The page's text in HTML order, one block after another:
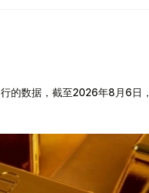
的数据，截至2026年8月6日